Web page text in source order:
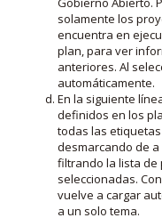
solamente los
encuentra en
plan, para ver
anteriores. Al
automáticamente.
En la siguiente
definidos en los
todas las
desmarcando de
filtrando la lista de
seleccionadas.
vuelve a cargar
a un solo tema.